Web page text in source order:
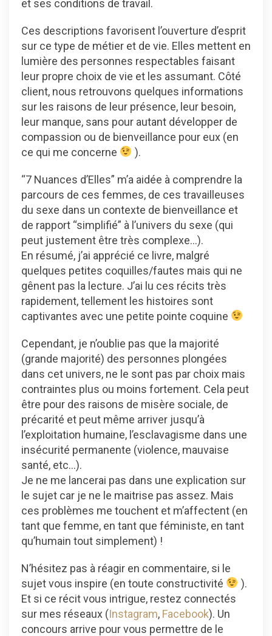
et ses conditions de travail.
Ces descriptions favorisent l’ouverture d’esprit
sur ce type de métier et de vie. Elles mettent en
lumière des personnes respectables faisant
leur propre choix de vie et les assumant. Côté
client, nous retrouvons quelques informations
sur les raisons de leur présence, leur besoin,
leur manque, sans pour autant développer de
compassion ou de bienveillance pour eux (en
ce qui me concerne
).
“7 Nuances d’Elles” m’a aidée à comprendre la
parcours de ces femmes, de ces travailleuses
du sexe dans un contexte de bienveillance et
de rapport “simplifié” à l’univers du sexe (qui
peut justement être très complexe…).
En résumé, j’ai apprécié ce livre, malgré
quelques petites coquilles/fautes mais qui ne
gênent pas la lecture. J’ai lu ces récits très
rapidement, tellement les histoires sont
captivantes avec une petite pointe coquine
Cependant, je n’oublie pas que la majorité
(grande majorité) des personnes plongées
dans cet univers, ne le sont pas par choix mais
contraintes plus ou moins fortement. Cela peut
être pour des raisons de misère sociale, de
précarité et peut même arriver jusqu’à
l’exploitation humaine, l’esclavagisme dans une
insécurité permanente (violence, mauvaise
santé, etc…).
Je ne me lancerai pas dans une explication sur
le sujet car je ne le maitrise pas assez. Mais
ces problèmes me touchent et m’affectent (en
tant que femme, en tant que féministe, en tant
qu’humain tout simplement) !
N’hésitez pas à réagir en commentaire, si le
sujet vous inspire (en toute constructivité
).
Et si ce récit vous intrigue, restez connectés
sur mes réseaux (Instagram, Facebook). Un
concours arrive pour vous permettre de le